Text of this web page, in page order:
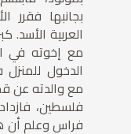
بجانبها فقرر
العربية
مع إخوته في
الدخول
مع والدته عن
فلسطين،
فراس وعلم أن